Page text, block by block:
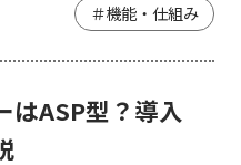
＃機能・仕組み
はASP型？導入